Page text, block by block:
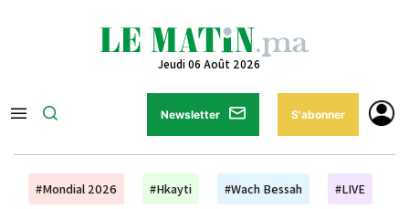
Jeudi 06 Août 2026
Newsletter S'abonner
#Mondial 2026 #Hkayti #Wach Bessah #LIVE